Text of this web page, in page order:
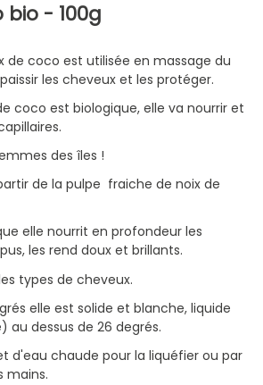
bio - 100g
de coco est utilisée en massage du
les cheveux et les protéger.
coco est biologique, elle va nourrir et
des îles !
de la pulpe fraiche de noix de
elle nourrit en profondeur les
les rend doux et brillants.
types de cheveux.
elle est solide et blanche, liquide
dessus de 26 degrés.
d'eau chaude pour la liquéfier ou par
mains.